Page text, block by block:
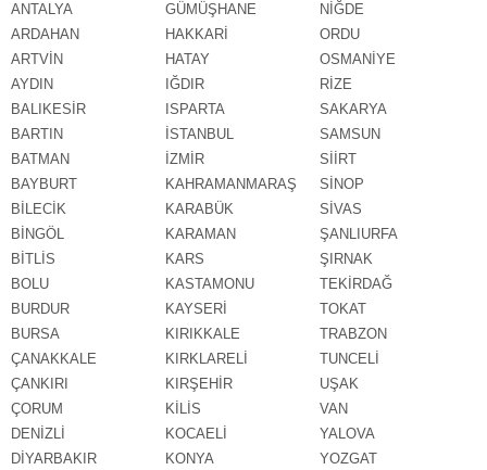
ANTALYA
ARDAHAN
ARTVİN
AYDIN
BALIKESİR
BARTIN
BATMAN
BAYBURT
BİLECİK
BİNGÖL
BİTLİS
BOLU
BURDUR
BURSA
ÇANAKKALE
ÇANKIRI
ÇORUM
DENİZLİ
DİYARBAKIR
GÜMÜŞHANE
HAKKARİ
HATAY
IĞDIR
ISPARTA
İSTANBUL
İZMİR
KAHRAMANMARAŞ
KARABÜK
KARAMAN
KARS
KASTAMONU
KAYSERİ
KIRIKKALE
KIRKLARELİ
KIRŞEHİR
KİLİS
KOCAELİ
KONYA
NİĞDE
ORDU
OSMANİYE
RİZE
SAKARYA
SAMSUN
SİİRT
SİNOP
SİVAS
ŞANLIURFA
ŞIRNAK
TEKİRDAĞ
TOKAT
TRABZON
TUNCELİ
UŞAK
VAN
YALOVA
YOZGAT